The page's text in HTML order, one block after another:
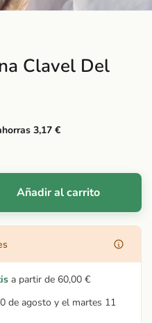
Clavel Del
3,17 €
Añadir al carrito
a partir de 60,00 €
de agosto y el martes 11